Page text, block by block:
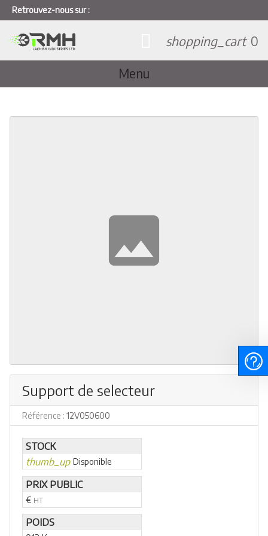
Retrouvez-nous sur :
Menu
shopping_cart 0
Support de selecteur
Référence : 12V050600
STOCK
thumb_up Disponible
PRIX PUBLIC
€ HT
POIDS